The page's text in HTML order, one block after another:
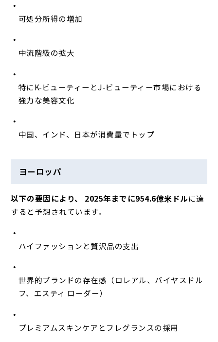
可処分所得の増加
中流階級の拡大
特にK-ビューティーとJ-ビューティー市場における
強力な美容文化
中国、インド、日本が消費量でトップ
ヨーロッパ
以下の要因により、 2025年までに954.6億米ドルに達
すると予想されています。
ハイファッションと贅沢品の支出
世界的ブランドの存在感（ロレアル、バイヤスドル
フ、エスティ ローダー）
プレミアムスキンケアとフレグランスの採用